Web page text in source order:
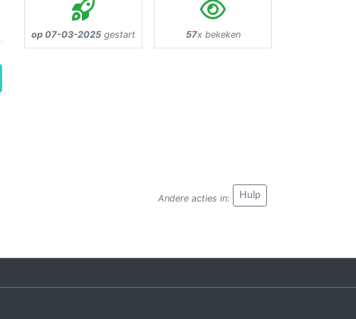
op 07-03-2025 gestart 57x bekeken
Andere acties in: Hulp